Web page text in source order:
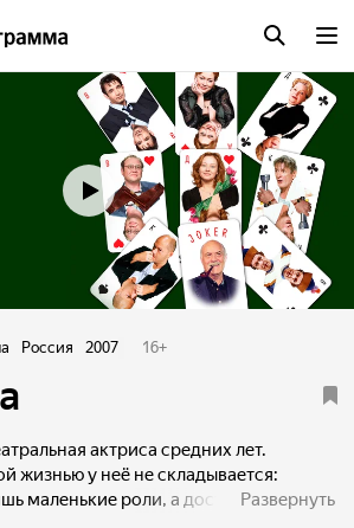
Россия 2007 16+
актриса средних лет.
жизнью у неё не складывается:
маленькие роли, а достойногоРазвернуть